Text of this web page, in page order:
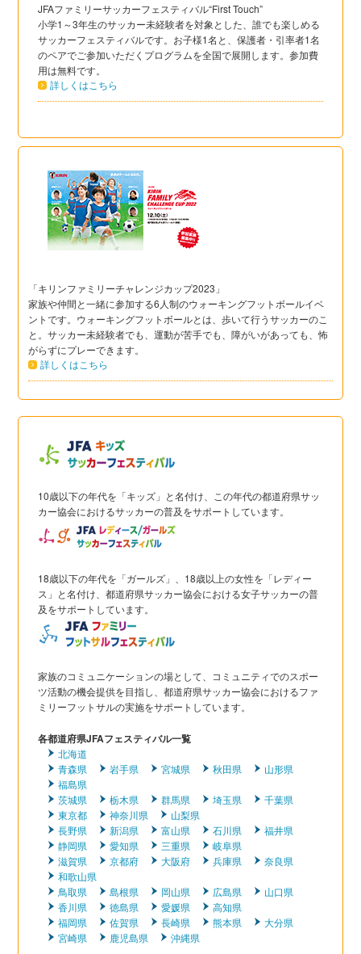
JFAファミリーサッカーフェスティバル“First Touch”
小学1～3年生のサッカー未経験者を対象とした、誰でも楽しめる
サッカーフェスティバルです。お子様1名と、保護者・引率者1名
のペアでご参加いただくプログラムを全国で展開します。参加費
用は無料です。
詳しくはこちら
「キリンファミリーチャレンジカップ2023」
家族や仲間と一緒に参加する6人制のウォーキングフットボールイベ
ントです。ウォーキングフットボールとは、歩いて行うサッカーのこ
と。サッカー未経験者でも、運動が苦手でも、障がいがあっても、怖
がらずにプレーできます。
詳しくはこちら
10歳以下の年代を「キッズ」と名付け、この年代の都道府県サッ
カー協会におけるサッカーの普及をサポートしています。
18歳以下の年代を「ガールズ」、18歳以上の女性を「レディー
ス」と名付け、都道府県サッカー協会における女子サッカーの普
及をサポートしています。
家族のコミュニケーションの場として、コミュニティでのスポー
ツ活動の機会提供を目指し、都道府県サッカー協会におけるファ
ミリーフットサルの実施をサポートしています。
各都道府県JFAフェスティバル一覧
北海道
青森県
岩手県 宮城県 秋田県
山形県
福島県
茨城県
栃木県 群馬県 埼玉県
千葉県
東京都
神奈川県
山梨県
長野県
新潟県 富山県 石川県
福井県
静岡県
愛知県 三重県
岐阜県
滋賀県
京都府 大阪府 兵庫県
奈良県
和歌山県
鳥取県
島根県 岡山県 広島県
山口県
香川県
徳島県 愛媛県
高知県
福岡県
佐賀県 長崎県 熊本県
大分県
宮崎県
鹿児島県 沖縄県